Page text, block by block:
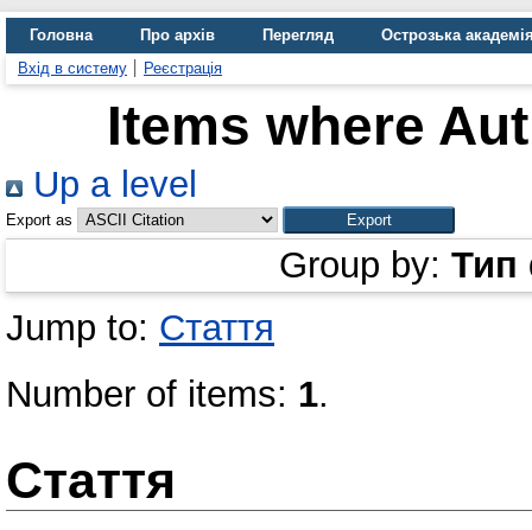
Головна Про архів Перегляд
Острозька
Вхід в систему
Реєстрація
Items where
Up a level
Export as
Group by: Тип
Jump to: Стаття
Number of items: 1.
Стаття